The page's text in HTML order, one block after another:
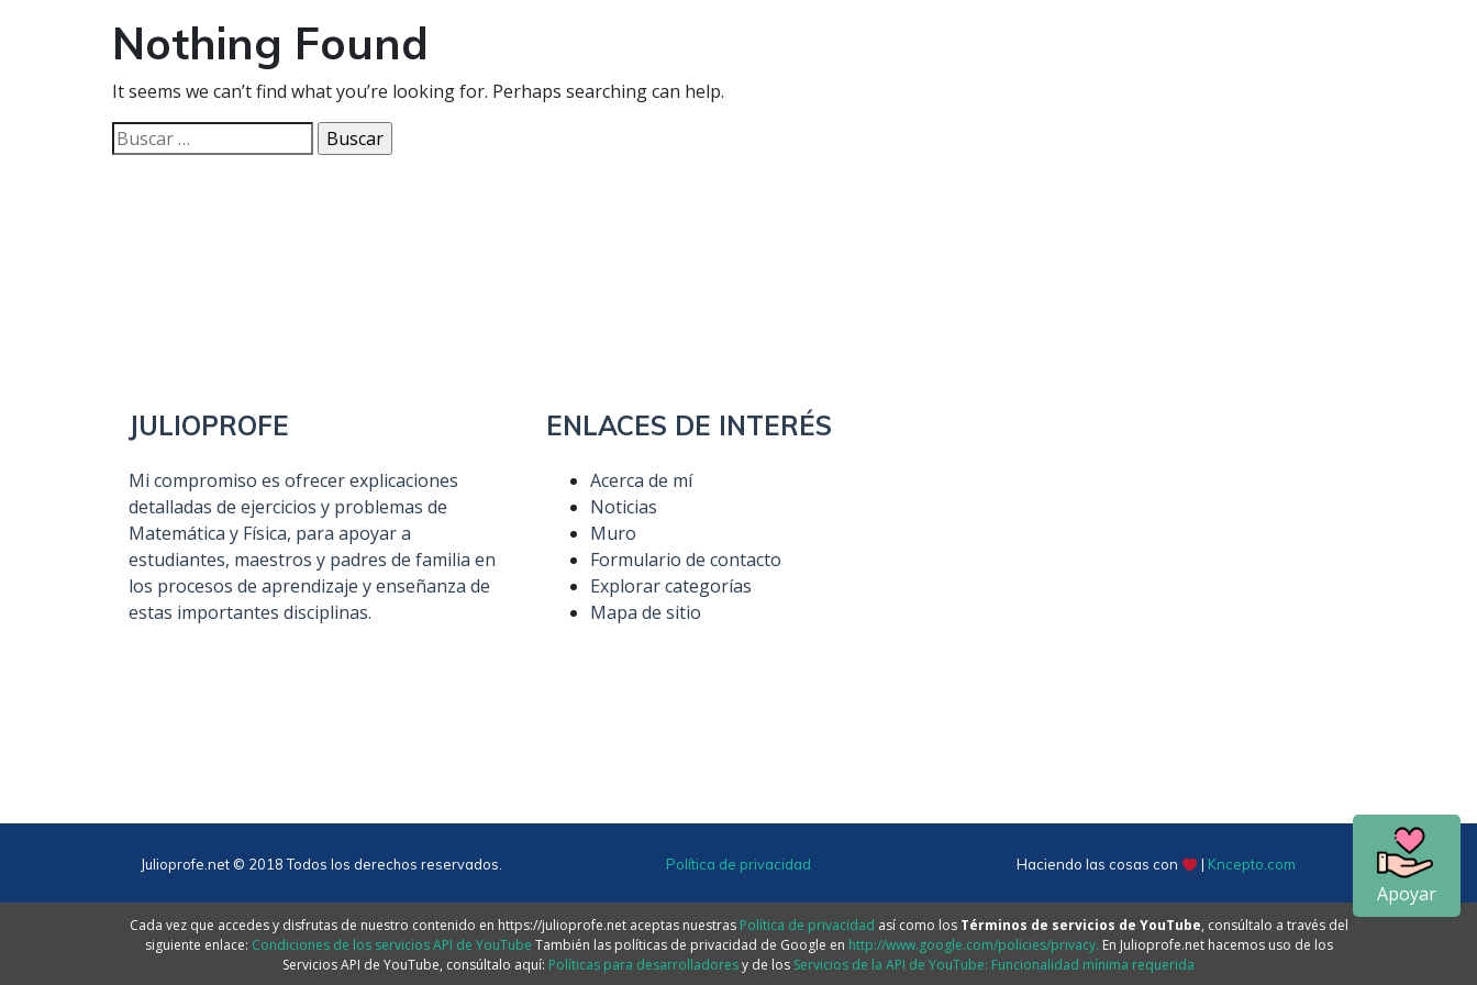
Nothing Found
It seems we can’t find what you’re looking for. Perhaps searching can help.
Buscar:
JULIOPROFE
Mi compromiso es ofrecer explicaciones
detalladas de ejercicios y problemas de
Matemática y Física, para apoyar a
estudiantes, maestros y padres de familia en
los procesos de aprendizaje y enseñanza de
estas importantes disciplinas.
ENLACES DE INTERÉS
Acerca de mí
Noticias
Muro
Formulario de contacto
Explorar categorías
Mapa de sitio
Julioprofe.net © 2018 Todos los derechos reservados. Política de privacidad Haciendo las cosas con | Kncepto.com
Cada vez que accedes y disfrutas de nuestro contenido en https://julioprofe.net aceptas nuestras Política de privacidad así como los Términos de servicios de YouTube, consúltalo a través del
siguiente enlace: Condiciones de los servicios API de YouTube También las políticas de privacidad de Google en http://www.google.com/policies/privacy. En Julioprofe.net hacemos uso de los
Servicios API de YouTube, consúltalo aquí: Políticas para desarrolladoresy de los Servicios de la API de YouTube: Funcionalidad mínima requerida
Apoyar